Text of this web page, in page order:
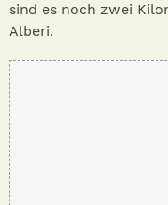
sind es noch zwei
Alberi.